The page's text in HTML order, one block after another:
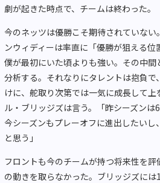
劇が起きた時点で、チームは終わった。
今のネッツは優勝こそ期待されていない
ンウィディーは率直に「優勝が狙える位
僕が最初にいた頃よりも強い。その中
分析する。それなりにタレントは抱負で
けに、舵取り次第では一気に成長して
ル・ブリッジズは言う。「昨シーズンは
今シーズンもプレーオフに進出したい
と思う」
フロントも今のチームが持つ将来性を
の動きを取らなかった。ブリッジズに